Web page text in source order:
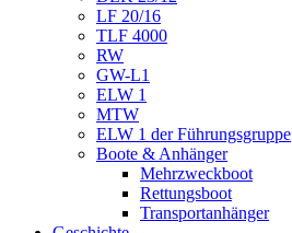
LF 20/16
TLF 4000
RW
GW-L1
ELW 1
MTW
ELW 1 der Führungsgruppe
Boote & Anhänger
Mehrzweckboot
Rettungsboot
Transportanhänger